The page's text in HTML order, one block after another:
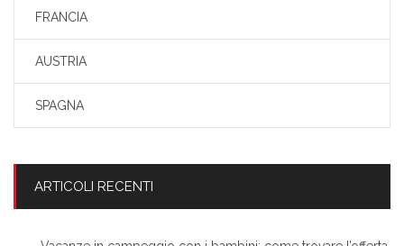
FRANCIA
AUSTRIA
SPAGNA
ARTICOLI RECENTI